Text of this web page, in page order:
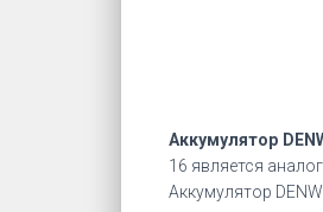
Аккумулятор
16 является
Аккумулятор